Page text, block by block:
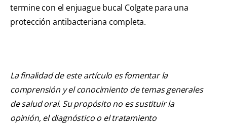
termine con el enjuague bucal Colgate para una
protección antibacteriana completa.
La finalidad de este artículo es fomentar la
comprensión y el conocimiento de temas generales
de salud oral. Su propósito no es sustituir la
opinión, el diagnóstico o el tratamiento